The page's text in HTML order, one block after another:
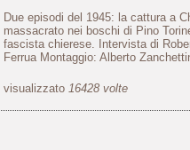
Due episodi del 1945: la cattura a
massacrato nei boschi di Pino
fascista chierese. Intervista di
Ferrua Montaggio: Alberto
visualizzato 16428 volte